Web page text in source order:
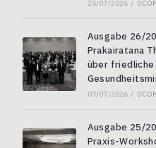
25/07/2026 / 0
Ausgabe 26/
Prakairatana
über
07/07/2026 / 0
Ausgabe 25/
Praxis-